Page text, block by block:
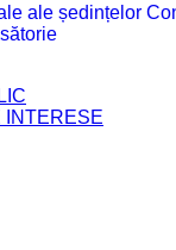
ale ședințelor
INTERESE